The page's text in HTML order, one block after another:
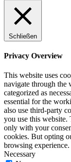
Schließen
Privacy Overview
This website uses
navigate through the
categorized as
essential for the
also use third-party
you use this
only with your
cookies. But opting
browsing experience.
Necessary